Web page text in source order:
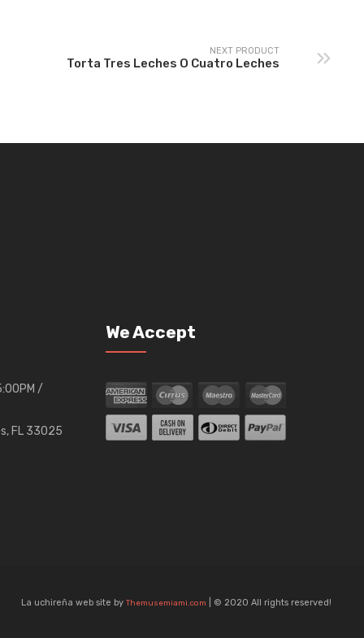
NEXT PRODUCT
Torta Tres Leches O Cuatro Leches
/
FL 33025
We Accept
La uchireña web site by Themusemiami.com | © 2020 All rights reserved!